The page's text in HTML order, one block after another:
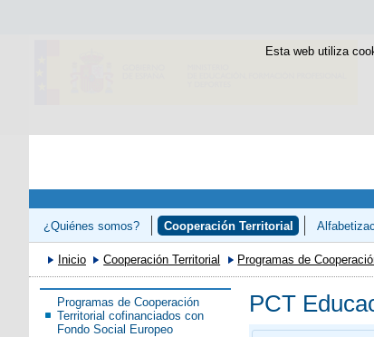
Esta web utiliza
¿Quiénes somos? Cooperación Territorial
Congreso «Avanzando en el Refuerzo de la Competencias
Inicio Cooperación Territorial Programas de
Programas de Cooperación
Territorial cofinanciados con
Fondo Social Europeo
PCT